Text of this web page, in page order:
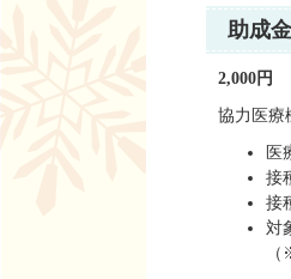
助成
2,000円
協力医療
医
接
接
対